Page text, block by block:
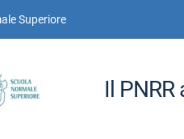
Superiore
Il